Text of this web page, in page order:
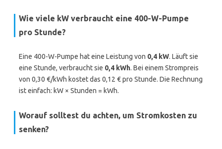
Wie viele kW verbraucht eine 400-W-Pumpe
pro Stunde?
Eine 400-W-Pumpe hat eine Leistung von 0,4 kW. Läuft sie
eine Stunde, verbraucht sie 0,4 kWh. Bei einem Strompreis
von 0,30 €/kWh kostet das 0,12 € pro Stunde. Die Rechnung
ist einfach: kW × Stunden = kWh.
Worauf solltest du achten, um Stromkosten zu
senken?